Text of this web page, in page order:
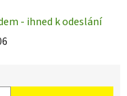
- ihned k odeslání